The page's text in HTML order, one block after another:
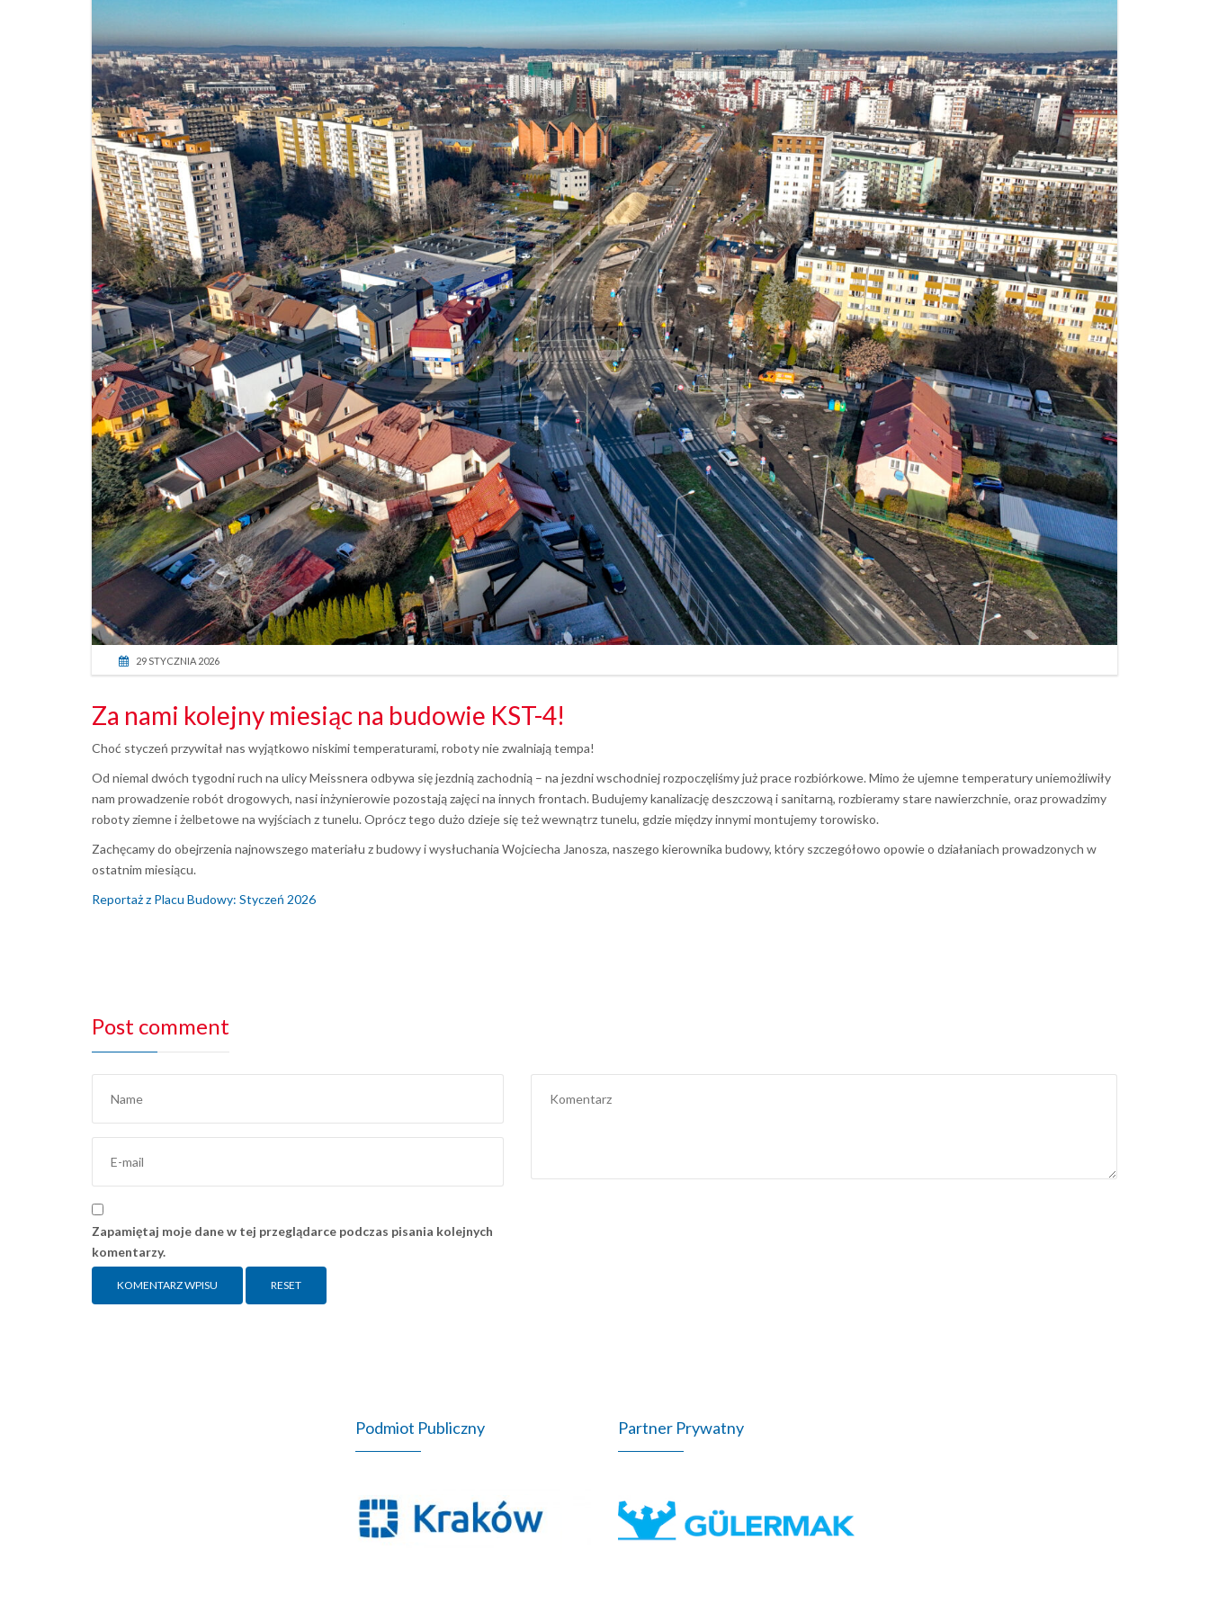
29 STYCZNIA 2026
Za nami kolejny miesiąc na budowie KST-4!
Choć styczeń przywitał nas wyjątkowo niskimi temperaturami, roboty nie zwalniają tempa!
Od niemal dwóch tygodni ruch na ulicy Meissnera odbywa się jezdnią zachodnią – na jezdni wschodniej rozpoczęliśmy już prace rozbiórkowe. Mimo że ujemne temperatury uniemożliwiły
nam prowadzenie robót drogowych, nasi inżynierowie pozostają zajęci na innych frontach. Budujemy kanalizację deszczową i sanitarną, rozbieramy stare nawierzchnie, oraz prowadzimy
roboty ziemne i żelbetowe na wyjściach z tunelu. Oprócz tego dużo dzieje się też wewnątrz tunelu, gdzie między innymi montujemy torowisko.
Zachęcamy do obejrzenia najnowszego materiału z budowy i wysłuchania Wojciecha Janosza, naszego kierownika budowy, który szczegółowo opowie o działaniach prowadzonych w
ostatnim miesiącu.
Reportaż z Placu Budowy: Styczeń 2026
Post comment
Zapamiętaj moje dane w tej przeglądarce podczas pisania kolejnych
komentarzy.
RESET
Podmiot Publiczny Partner Prywatny